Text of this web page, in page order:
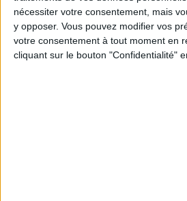
nécessiter votre consentement, mais
y opposer. Vous pouvez modifier vos
votre consentement à tout moment en
cliquant sur le bouton "Confidentialité"
WHERE TO HAVE LUNCH IN THE MOST